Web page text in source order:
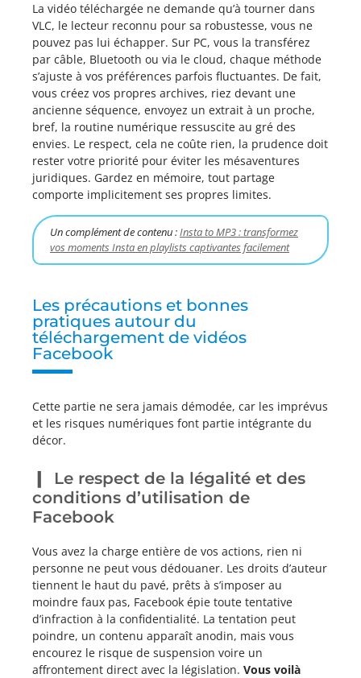
La vidéo téléchargée ne demande qu’à tourner dans
VLC, le lecteur reconnu pour sa robustesse, vous ne
pouvez pas lui échapper. Sur PC, vous la transférez
par câble, Bluetooth ou via le cloud, chaque méthode
s’ajuste à vos préférences parfois fluctuantes. De fait,
vous créez vos propres archives, riez devant une
ancienne séquence, envoyez un extrait à un proche,
bref, la routine numérique ressuscite au gré des
envies. Le respect, cela ne coûte rien, la prudence doit
rester votre priorité pour éviter les mésaventures
juridiques. Gardez en mémoire, tout partage
comporte implicitement ses propres limites.
Un complément de contenu :Insta to MP3 : transformez
vos moments Insta en playlists captivantes facilement
Les précautions et bonnes
pratiques autour du
téléchargement de vidéos
Facebook
Cette partie ne sera jamais démodée, car les imprévus
et les risques numériques font partie intégrante du
décor.
Le respect de la légalité et des
conditions d’utilisation de
Facebook
Vous avez la charge entière de vos actions, rien ni
personne ne peut vous dédouaner. Les droits d’auteur
tiennent le haut du pavé, prêts à s’imposer au
moindre faux pas, Facebook épie toute tentative
d’infraction à la confidentialité. La tentation peut
poindre, un contenu apparaît anodin, mais vous
encourez le risque de suspension voire un
affrontement direct avec la législation. Vous voilà